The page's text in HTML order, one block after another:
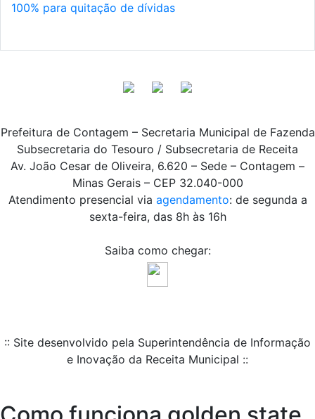
100% para quitação de dívidas
Prefeitura de Contagem – Secretaria Municipal de Fazenda
Subsecretaria do Tesouro / Subsecretaria de Receita
Av. João Cesar de Oliveira, 6.620 – Sede – Contagem –
Minas Gerais – CEP 32.040-000
Atendimento presencial via agendamento: de segunda a
sexta-feira, das 8h às 16h
Saiba como chegar:
:: Site desenvolvido pela Superintendência de Informação
e Inovação da Receita Municipal ::